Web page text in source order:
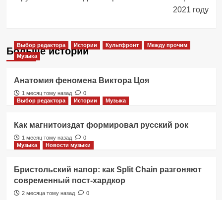
2021 году
Больше историй
Выбор редактора Истории Культфронт
Между прочим
Музыка
Анатомия феномена Виктора Цоя
1 месяц тому назад
0
Выбор редактора
Истории Музыка
Как магнитоиздат формировал русский рок
1 месяц тому назад
0
Музыка
Новости музыки
Бристольский напор: как Split Chain разгоняют
современный пост-хардкор
2 месяца тому назад 0